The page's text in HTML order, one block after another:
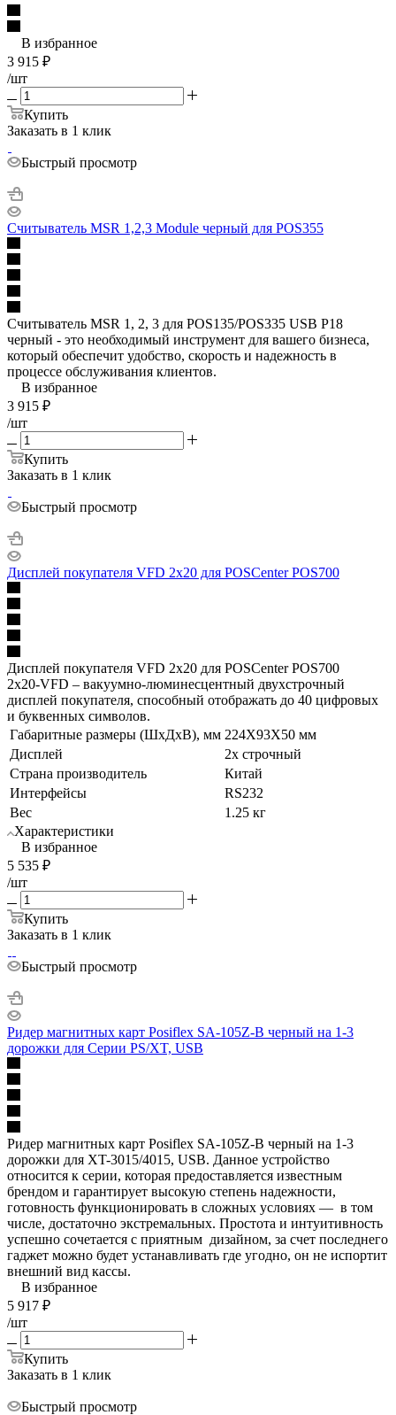
В избранное
3 915 ₽
/шт
Купить
Заказать в 1 клик
Быстрый просмотр
Считыватель MSR 1,2,3 Module черный для POS355
Считыватель MSR 1, 2, 3 для POS135/POS335 USB P18
черный - это необходимый инструмент для вашего бизнеса,
который обеспечит удобство, скорость и надежность в
процессе обслуживания клиентов.
В избранное
3 915 ₽
/шт
Купить
Заказать в 1 клик
Быстрый просмотр
Дисплей покупателя VFD 2x20 для POSCenter POS700
Дисплей покупателя VFD 2x20 для POSCenter POS700
2x20-VFD – вакуумно-люминесцентный двухстрочный
дисплей покупателя, способный отображать до 40 цифровых
и буквенных символов.
Габаритные размеры (ШхДхВ), мм 224Х93Х50 мм
Дисплей
2х строчный
Страна производитель
Китай
Интерфейсы
RS232
Вес
1.25 кг
Характеристики
В избранное
5 535 ₽
/шт
Купить
Заказать в 1 клик
Быстрый просмотр
Ридер магнитных карт Posiflex SA-105Z-B черный на 1-3
дорожки для Серии PS/XT, USB
Ридер магнитных карт Posiflex SA-105Z-B черный на 1-3
дорожки для XT-3015/4015, USB. Данное устройство
относится к серии, которая предоставляется известным
брендом и гарантирует высокую степень надежности,
готовность функционировать в сложных условиях — в том
числе, достаточно экстремальных. Простота и интуитивность
успешно сочетается с приятным дизайном, за счет последнего
гаджет можно будет устанавливать где угодно, он не испортит
внешний вид кассы.
В избранное
5 917 ₽
/шт
Купить
Заказать в 1 клик
Быстрый просмотр